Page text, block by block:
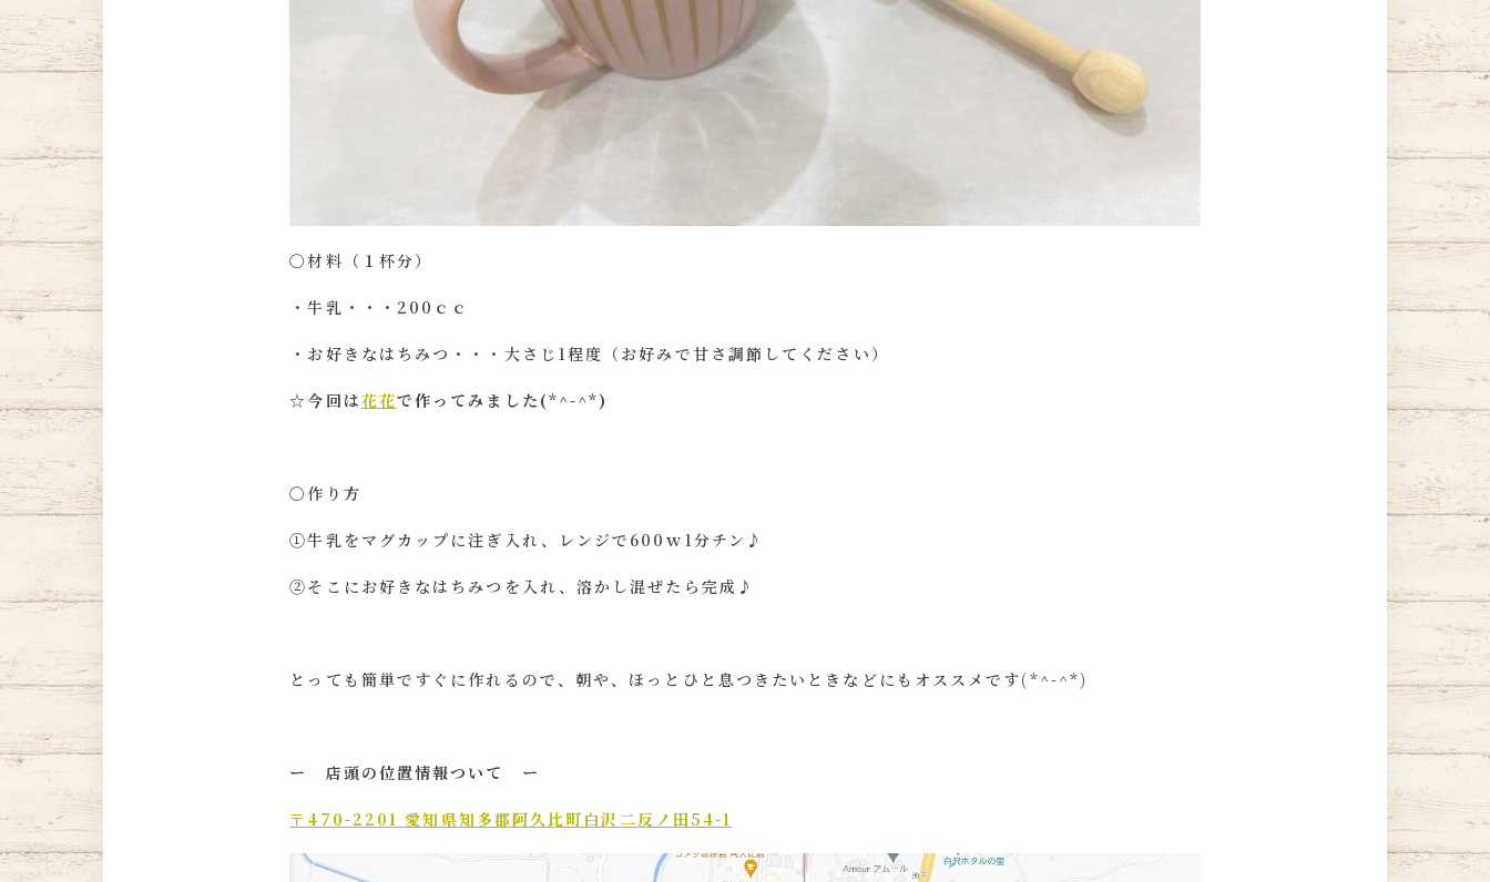
〇材料（１杯分）
・牛乳・・・200ｃｃ
・お好きなはちみつ・・・大さじ1程度（お好みで甘さ調節してください）
☆今回は花花で作ってみました(*^-^*)
〇作り方
①牛乳をマグカップに注ぎ入れ、レンジで600ｗ1分チン♪
②そこにお好きなはちみつを入れ、溶かし混ぜたら完成♪
とっても簡単ですぐに作れるので、朝や、ほっとひと息つきたいときなどにもオススメです(*^-^*)
ー 店頭の位置情報ついて ー
〒470-2201 愛知県知多郡阿久比町白沢二反ノ田54-1